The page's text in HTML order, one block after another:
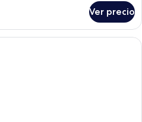
Ver precio
Ropa de cama hipoalergénica y caja